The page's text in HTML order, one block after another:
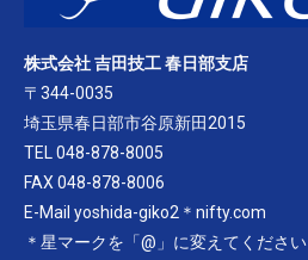
株式会社 吉田技工 春日部支店
〒344-0035
埼玉県春日部市谷原新田2015
TEL 048-878-8005
FAX 048-878-8006
E-Mail yoshida-giko2＊nifty.com
＊星マークを「@」に変えてください